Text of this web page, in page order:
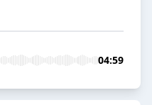
04:59